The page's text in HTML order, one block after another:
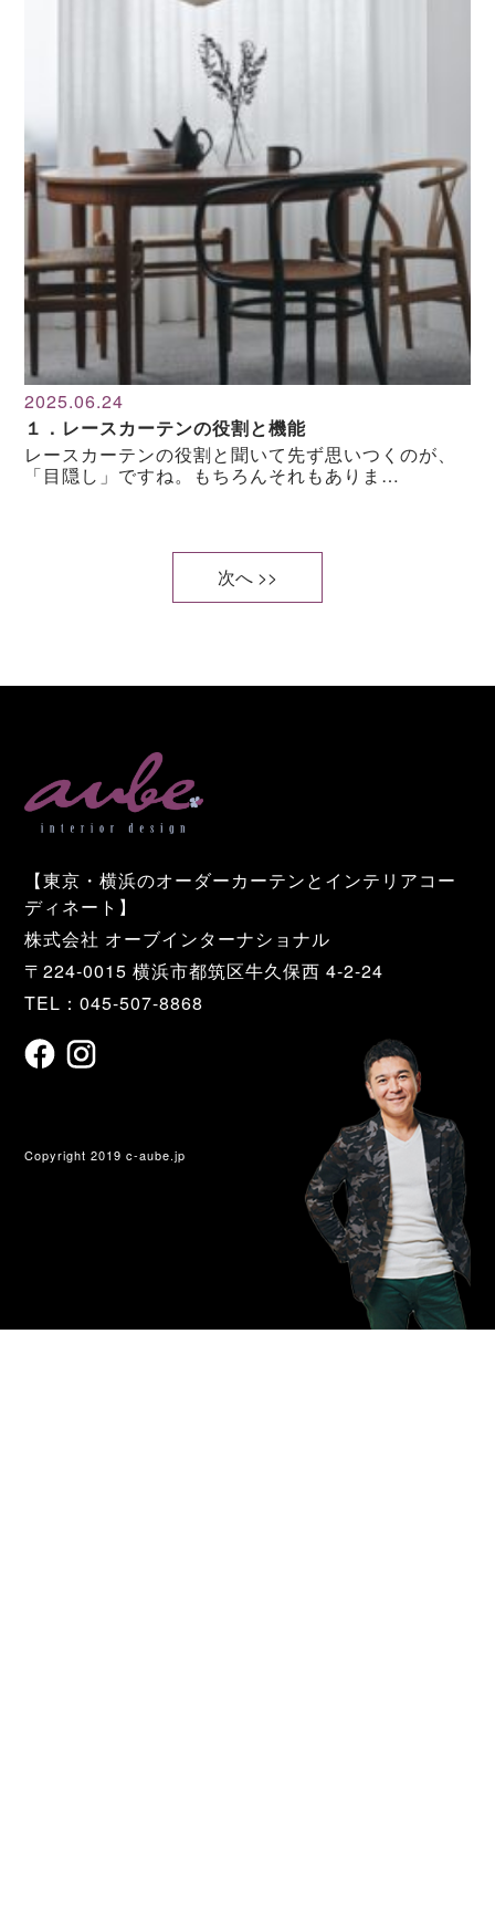
2025.06.24
１．レースカーテンの役割と機能
レースカーテンの役割と聞いて先ず思いつくのが、
「目隠し」ですね。もちろんそれもありま…
次へ >>
【東京・横浜のオーダーカーテンとインテリアコー
ディネート】
株式会社 オーブインターナショナル
〒224-0015 横浜市都筑区牛久保西 4-2-24
TEL：045-507-8868
Copyright 2019 c-aube.jp